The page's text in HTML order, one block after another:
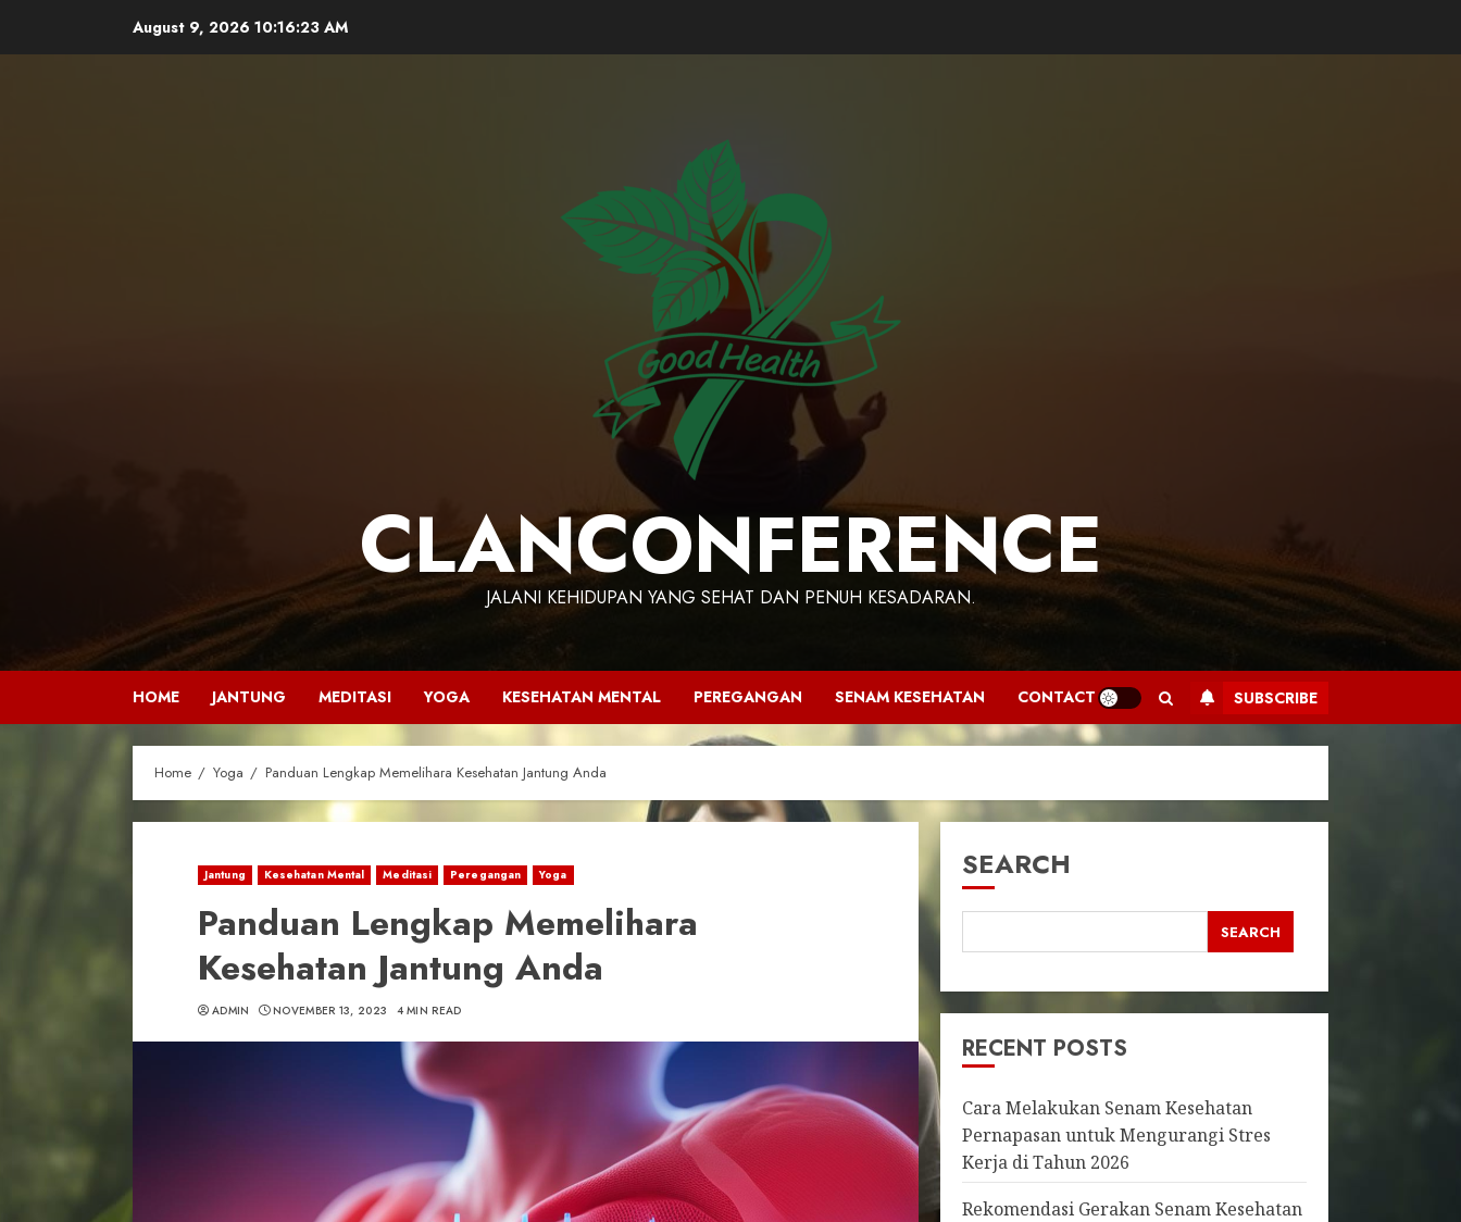
August 9, 2026 10:16:24 AM
CLANCONFERENCE
JALANI KEHIDUPAN YANG SEHAT DAN PENUH KESADARAN.
HOME JANTUNG MEDITASI YOGA KESEHATAN MENTAL PEREGANGAN SENAM KESEHATAN CONTACT SUBSCRIBE
Home Yoga Panduan Lengkap Memelihara Kesehatan Jantung Anda
Jantung Kesehatan Mental Meditasi Peregangan Yoga
Panduan Lengkap Memelihara
Kesehatan Jantung Anda
ADMIN NOVEMBER 13, 2023 4 MIN READ
SEARCH
SEARCH
RECENT POSTS
Cara Melakukan Senam Kesehatan
Pernapasan untuk Mengurangi Stres
Kerja di Tahun 2026
Rekomendasi Gerakan Senam Kesehatan